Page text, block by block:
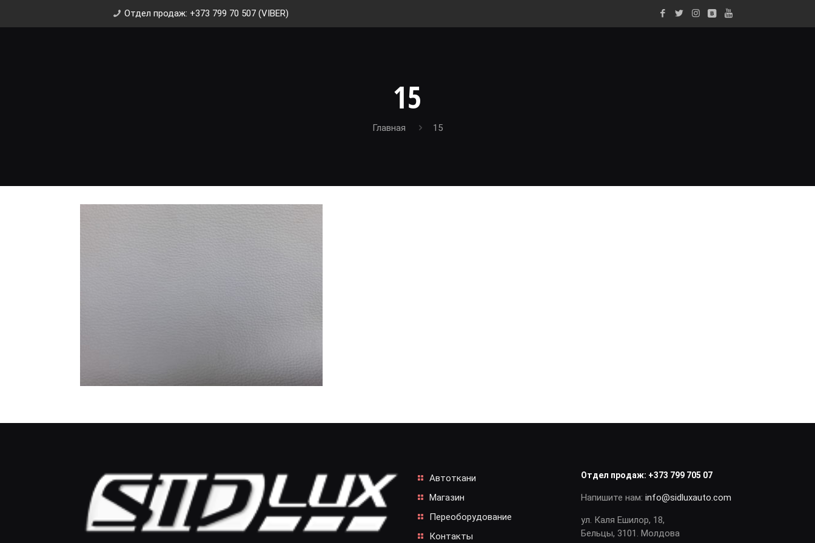
Отдел продаж: +373 799 70 507 (VIBER)
15
Главная 15
Автоткани
Магазин
Переоборудование
Контакты
Отдел продаж: +373 799 705 07
Напишите нам:info@sidluxauto.com
ул. Каля Ешилор, 18,
Бельцы, 3101. Молдова